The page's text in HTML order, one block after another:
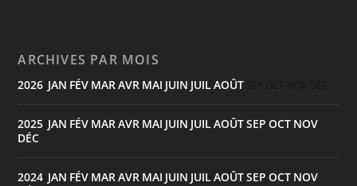
ARCHIVES PAR MOIS
2026 JAN FÉV MARAVR MAI JUIN JUILAOÛT
2025 JAN FÉV MARAVR MAI JUIN JUILAOÛTSEP OCT NOV
DÉC
2024 JAN FÉV MARAVR MAI JUIN JUILAOÛTSEP OCT NOV